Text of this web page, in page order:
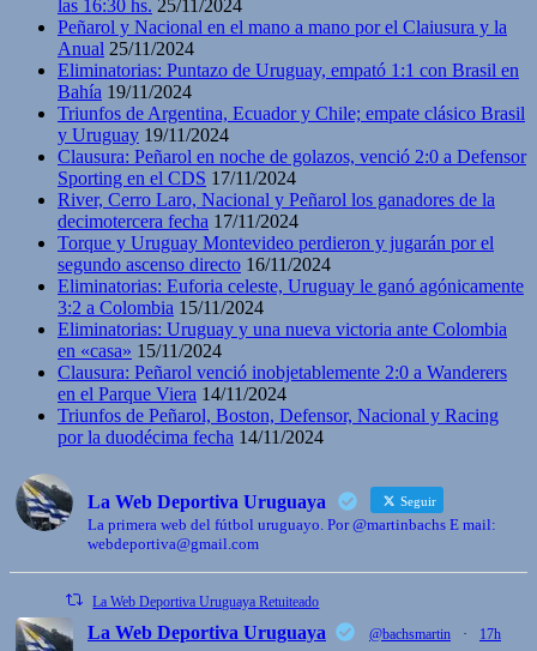
las 16:30 hs. 25/11/2024
Peñarol y Nacional en el mano a mano por el Claiusura y la
Anual 25/11/2024
Eliminatorias: Puntazo de Uruguay, empató 1:1 con Brasil en
Bahía 19/11/2024
Triunfos de Argentina, Ecuador y Chile; empate clásico Brasil
y Uruguay 19/11/2024
Clausura: Peñarol en noche de golazos, venció 2:0 a Defensor
Sporting en el CDS 17/11/2024
River, Cerro Laro, Nacional y Peñarol los ganadores de la
decimotercera fecha 17/11/2024
Torque y Uruguay Montevideo perdieron y jugarán por el
segundo ascenso directo 16/11/2024
Eliminatorias: Euforia celeste, Uruguay le ganó agónicamente
3:2 a Colombia 15/11/2024
Eliminatorias: Uruguay y una nueva victoria ante Colombia
en «casa» 15/11/2024
Clausura: Peñarol venció inobjetablemente 2:0 a Wanderers
en el Parque Viera 14/11/2024
Triunfos de Peñarol, Boston, Defensor, Nacional y Racing
por la duodécima fecha 14/11/2024
La Web Deportiva Uruguaya Seguir
La primera web del fútbol uruguayo. Por @martinbachs E mail:
webdeportiva@gmail.com
La Web Deportiva Uruguaya Retuiteado
La Web Deportiva Uruguaya @bachsmartin · 17h